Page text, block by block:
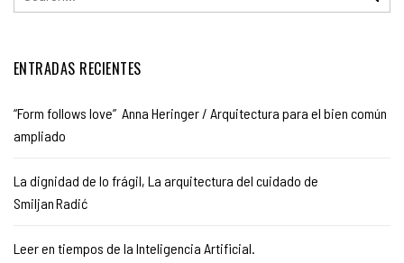
ENTRADAS RECIENTES
“Form follows love” Anna Heringer / Arquitectura para el bien común
ampliado
La dignidad de lo frágil, La arquitectura del cuidado de
Smiljan Radić
Leer en tiempos de la Inteligencia Artificial.